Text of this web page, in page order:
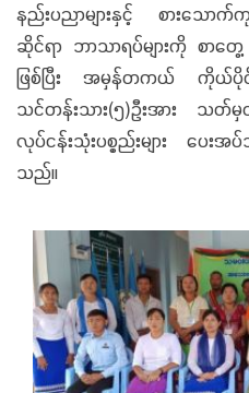
နည်းပညာများနှင့် စားသောက်
ဆိုင်ရာ ဘာသာရပ်များကို စာတွ
ဖြစ်ပြီး အမှန်တကယ် ကိုယ်ပို
သင်တန်းသား(၅)ဦးအား သတ်မှ
လုပ်ငန်းသုံးပစ္စည်းများ ပေးအ
သည်။